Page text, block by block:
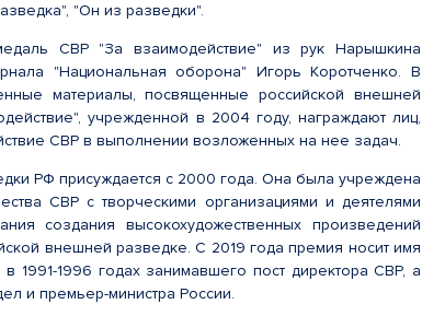
"Он из разведки".
СВР "За взаимодействие" из рук Нарышкина
"Национальная оборона" Игорь Коротченко. В
материалы, посвященные российской внешней
учрежденной в 2004 году, награждают лиц,
СВР в выполнении возложенных на нее задач.
РФ присуждается с 2000 года. Она была учреждена
СВР с творческими организациями и деятелями
создания высокохудожественных произведений
внешней разведке. С 2019 года премия носит имя
1991-1996 годах занимавшего пост директора СВР, а
и премьер-министра России.